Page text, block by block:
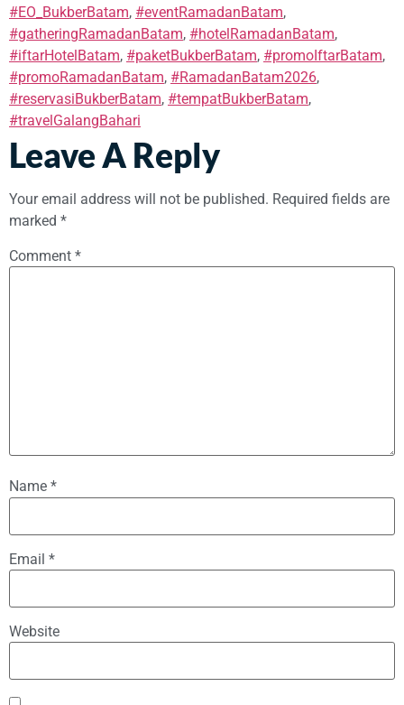
#EO_BukberBatam, #eventRamadanBatam,
#gatheringRamadanBatam, #hotelRamadanBatam,
#iftarHotelBatam, #paketBukberBatam, #promoIftarBatam,
#promoRamadanBatam, #RamadanBatam2026,
#reservasiBukberBatam, #tempatBukberBatam,
#travelGalangBahari
Leave A Reply
Your email address will not be published. Required fields are
marked *
Comment *
Name *
Email *
Website